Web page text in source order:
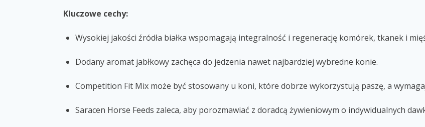
Kluczowe cechy:
Wysokiej jakości źródła białka wspomagają integralność i regenerację komórek, tkanek i
Dodany aromat jabłkowy zachęca do jedzenia nawet najbardziej wybredne konie.
Competition Fit Mix może być stosowany u koni, które dobrze wykorzystują paszę, a
Saracen Horse Feeds zaleca, aby porozmawiać z doradcą żywieniowym o indywidualnych